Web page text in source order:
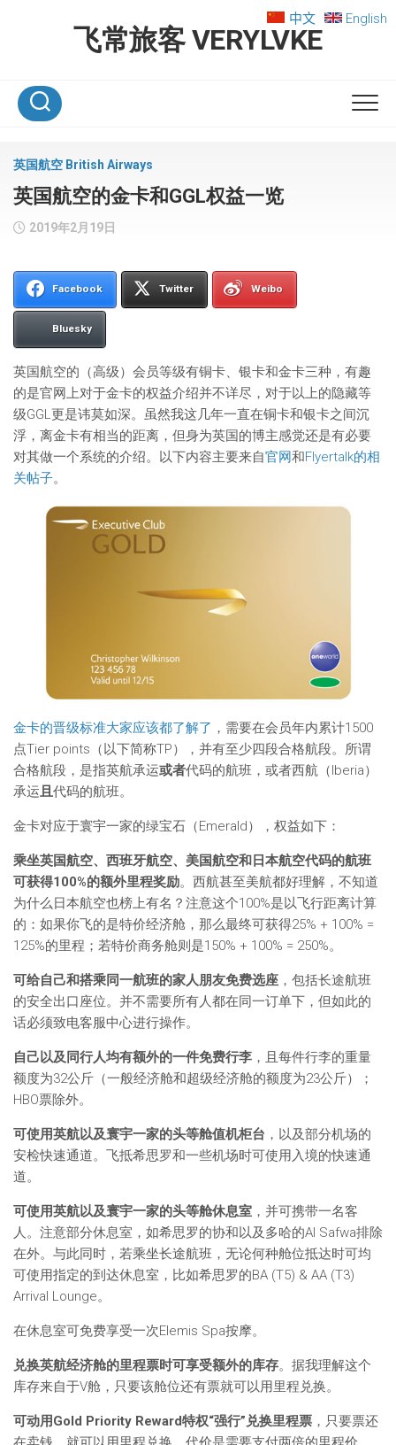
飞常旅客 VERYLVKE
中文 English
英国航空 British Airways
英国航空的金卡和GGL权益一览
2019年2月19日
Facebook Twitter Weibo
Bluesky
英国航空的（高级）会员等级有铜卡、银卡和金卡三种，有趣
的是官网上对于金卡的权益介绍并不详尽，对于以上的隐藏等
级GGL更是讳莫如深。虽然我这几年一直在铜卡和银卡之间沉
浮，离金卡有相当的距离，但身为英国的博主感觉还是有必要
对其做一个系统的介绍。以下内容主要来自官网和Flyertalk的相
关帖子。
金卡的晋级标准大家应该都了解了 ，需要在会员年内累计1500
点Tier points（以下简称TP），并有至少四段合格航段。所谓
合格航段，是指英航承运或者代码的航班，或者西航（Iberia）
承运且代码的航班。
金卡对应于寰宇一家的绿宝石（Emerald），权益如下：
乘坐英国航空、西班牙航空、美国航空和日本航空代码的航班
可获得100%的额外里程奖励。西航甚至美航都好理解，不知道
为什么日本航空也榜上有名？注意这个100%是以飞行距离计算
的：如果你飞的是特价经济舱，那么最终可获得25% + 100% =
125%的里程；若特价商务舱则是150% + 100% = 250%。
可给自己和搭乘同一航班的家人朋友免费选座 ，包括长途航班
的安全出口座位。并不需要所有人都在同一订单下，但如此的
话必须致电客服中心进行操作。
自己以及同行人均有额外的一件免费行李 ，且每件行李的重量
额度为32公斤（一般经济舱和超级经济舱的额度为23公斤）；
HBO票除外。
可使用英航以及寰宇一家的头等舱值机柜台 ，以及部分机场的
安检快速通道。飞抵希思罗和一些机场时可使用入境的快速通
道。
可使用英航以及寰宇一家的头等舱休息室 ，并可携带一名客
人。注意部分休息室，如希思罗的协和以及多哈的Al Safwa排除
在外。与此同时，若乘坐长途航班，无论何种舱位抵达时可均
可使用指定的到达休息室，比如希思罗的BA (T5) & AA (T3)
Arrival Lounge。
在休息室可免费享受一次Elemis Spa按摩。
兑换英航经济舱的里程票时可享受额外的库存。据我理解这个
库存来自于V舱，只要该舱位还有票就可以用里程兑换。
可动用Gold Priority Reward特权“强行”兑换里程票 ，只要票还